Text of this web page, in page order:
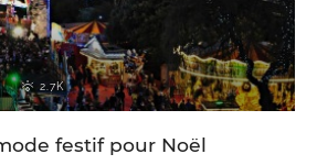
2.7K
festif pour Noël